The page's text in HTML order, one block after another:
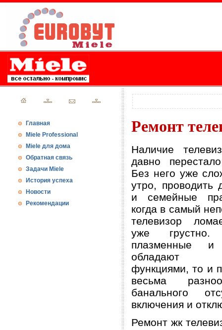
Главная
Miele Professional
Miele для дома
Обратная связь
Задачи Miele
История успеха
Новости
Рекомендации
Ремонт
Наличие
давно
Без него уже
утро, проводить
и семейные
когда в самый
телевизор
уже грустно.
плазменные
обладают
функциями, то и
весьма
банального
включения и
Ремонт жк